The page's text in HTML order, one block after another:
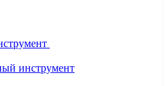
инструмент